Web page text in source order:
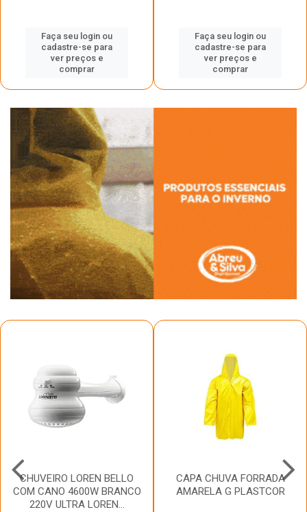
Faça seu login ou
cadastre-se para
ver preços e
comprar
Faça seu login ou
cadastre-se para
ver preços e
comprar
CHUVEIRO LOREN BELLO
COM CANO 4600W BRANCO
220V ULTRA LOREN...
CAPA CHUVA FORRADA
AMARELA G PLASTCOR